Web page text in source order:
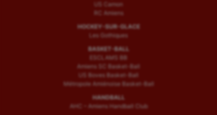
US Camon
RC Amiens
HOCKEY-SUR-GLACE
Les Gothiques
BASKET-BALL
ESCLAMS BB
Amiens SC Basket-Ball
US Boves Basket-Ball
Métropole Amiénoise Basket-Ball
HANDBALL
AHC – Amiens Handball Club